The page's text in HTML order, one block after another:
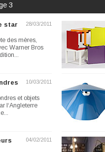
3
28/03/2011
star
des mères,
Warner Bros
10/03/2011
et objets
l‘Angleterre
04/02/2011